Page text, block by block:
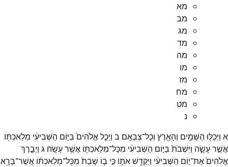
מא
מב
מג
מד
מה
מו
מז
מח
מט
נ
א וַיְכֻלּ֛וּ הַשָּׁמַ֥יִם וְהָאָ֖רֶץ וְכָל־צְבָאָֽם׃ ב וַיְכַ֤לאֱלֹהִים֙ בַּיּ֣וֹם הַשְּׁבִיעִ֔י מְלַאכְתּ֖וֹ
אֲשֶׁ֣רעָשָׂ֑ה וַיִּשְׁבֹּת֙ בַּיּ֣וֹם הַשְּׁבִיעִ֔י מִכָּל־מְלַאכְתּ֖וֹ אֲשֶׁ֥רעָשָֽׂה׃ ג וַיְבָ֤רֶךְ
אֱלֹהִים֙אֶת־י֣וֹם הַשְּׁבִיעִ֔י וַיְקַדֵּ֖שׁאֹת֑וֹ כִּ֣י ב֤וֹ שָׁבַת֙ מִכָּל־מְלַאכְתּ֔וֹ אֲשֶׁר־בָּרָ֥א